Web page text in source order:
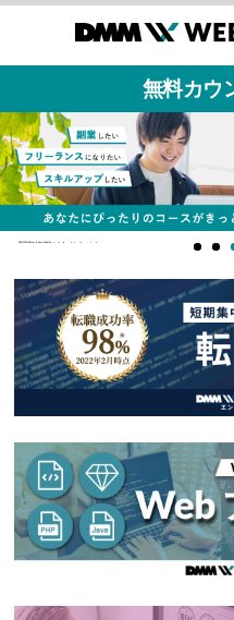
無料カウ
閲覧権限がありません